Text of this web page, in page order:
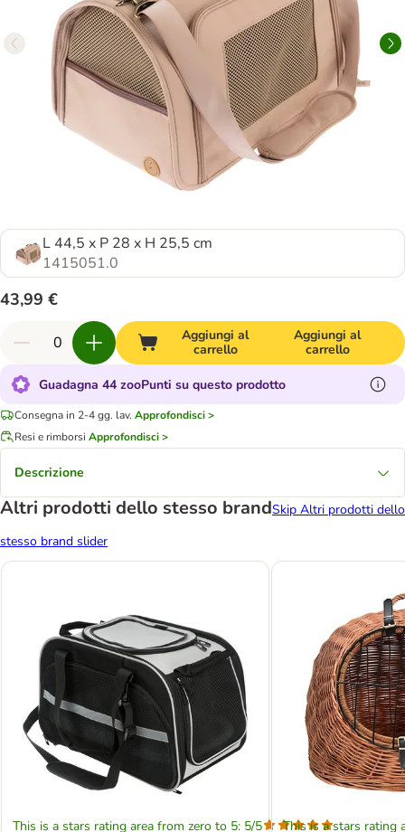
L 44,5 x P 28 x H 25,5 cm
1415051.0
43,99 €
Aggiungi al
carrello
Aggiungi al
carrello
Guadagna 44 zooPunti su questo prodotto
Consegna in 2-4 gg. lav. Approfondisci >
Resi e rimborsi Approfondisci >
Descrizione
Altri prodotti dello stesso brandSkip Altri prodotti dello
stesso brand slider
This is a stars rating area from zero to 5: 5/5 This is a stars rating